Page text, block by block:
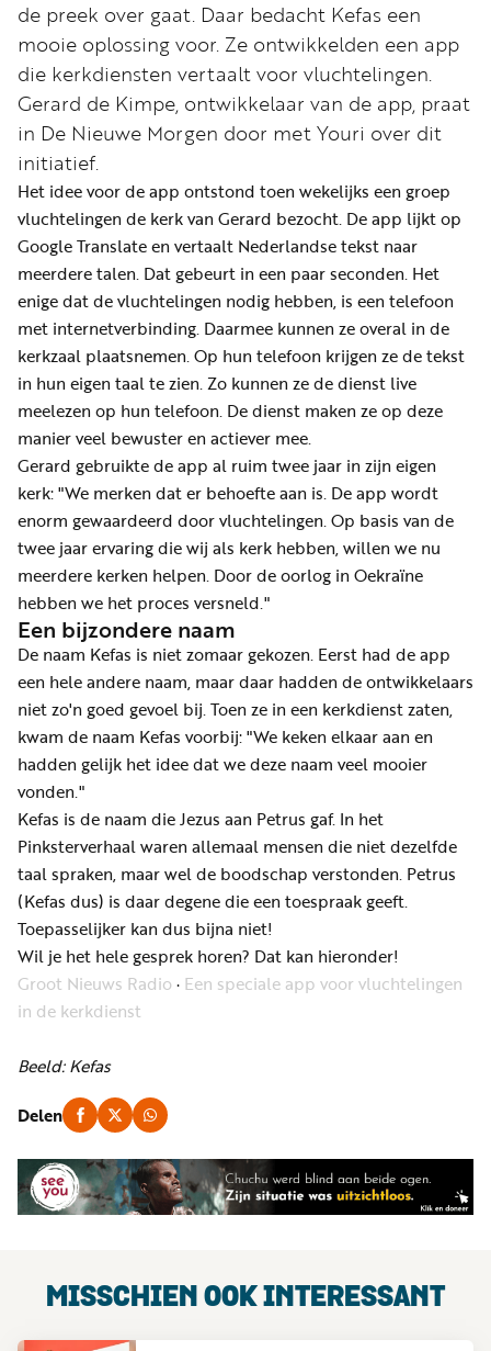
de preek over gaat. Daar bedacht Kefas een
mooie oplossing voor. Ze ontwikkelden een app
die kerkdiensten vertaalt voor vluchtelingen.
Gerard de Kimpe, ontwikkelaar van de app, praat
in De Nieuwe Morgen door met Youri over dit
initiatief.
Het idee voor de app ontstond toen wekelijks een groep
vluchtelingen de kerk van Gerard bezocht. De app lijkt op
Google Translate en vertaalt Nederlandse tekst naar
meerdere talen. Dat gebeurt in een paar seconden. Het
enige dat de vluchtelingen nodig hebben, is een telefoon
met internetverbinding. Daarmee kunnen ze overal in de
kerkzaal plaatsnemen. Op hun telefoon krijgen ze de tekst
in hun eigen taal te zien. Zo kunnen ze de dienst live
meelezen op hun telefoon. De dienst maken ze op deze
manier veel bewuster en actiever mee.
Gerard gebruikte de app al ruim twee jaar in zijn eigen
kerk: "We merken dat er behoefte aan is. De app wordt
enorm gewaardeerd door vluchtelingen. Op basis van de
twee jaar ervaring die wij als kerk hebben, willen we nu
meerdere kerken helpen. Door de oorlog in Oekraïne
hebben we het proces versneld."
Een bijzondere naam
De naam Kefas is niet zomaar gekozen. Eerst had de app
een hele andere naam, maar daar hadden de ontwikkelaars
niet zo'n goed gevoel bij. Toen ze in een kerkdienst zaten,
kwam de naam Kefas voorbij: "We keken elkaar aan en
hadden gelijk het idee dat we deze naam veel mooier
vonden."
Kefas is de naam die Jezus aan Petrus gaf. In het
Pinksterverhaal waren allemaal mensen die niet dezelfde
taal spraken, maar wel de boodschap verstonden. Petrus
(Kefas dus) is daar degene die een toespraak geeft.
Toepasselijker kan dus bijna niet!
Wil je het hele gesprek horen? Dat kan hieronder!
Groot Nieuws Radio · Een speciale app voor vluchtelingen
in de kerkdienst
Beeld: Kefas
Delen
MISSCHIEN OOK INTERESSANT
Adverteren
Winkel
Privacy
reglement
Algemene
voorwaarden